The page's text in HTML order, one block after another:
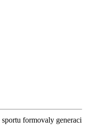
formovaly generaci